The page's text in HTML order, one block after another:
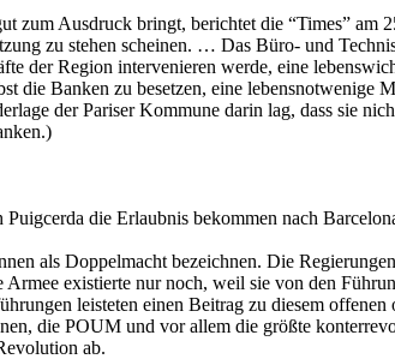
zum Ausdruck bringt, berichtet die “Times”
zu stehen scheinen. … Das Büro- und
der Region intervenieren werde, eine
die Banken zu besetzen, eine
der Pariser Kommune darin lag, dass sie
die Erlaubnis bekommen nach
als Doppelmacht bezeichnen. Die
existierte nur noch, weil sie von den
leisteten einen Beitrag zu diesem
die POUM und vor allem die größte
ab.